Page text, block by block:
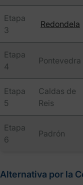
Etapa
3
Redondela
Etapa
4
Pontevedra
Etapa
5
Caldas de
Reis
Etapa
6
Padrón
Alternativa por la